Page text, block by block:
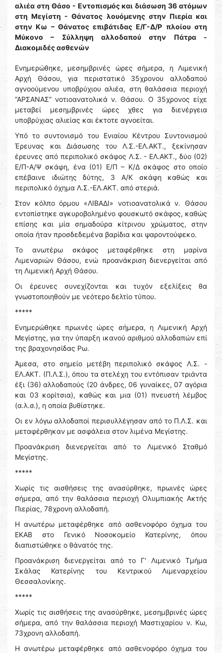
αλιέα στη Θάσο - Εντοπισμός και διάσωση 36 ατόμων
στη Μεγίστη - Θάνατος λουόμενης στην Πιερία και
στην Κω – Θάνατος επιβάτιδας Ε/Γ-Δ/Ρ πλοίου στη
Μύκονο – Σύλληψη αλλοδαπού στην Πάτρα -
Διακομιδές ασθενών
Ενημερώθηκε, μεσημβρινές ώρες σήμερα, η Λιμενική
Αρχή Θάσου, για περιστατικό 35χρονου αλλοδαπού
αγνοούμενου υποβρύχιου αλιέα, στη θαλάσσια περιοχή
“ΑΡΣΑΝΑΣ” νοτιοανατολικά ν. Θάσου. Ο 35χρονος είχε
μεταβεί μεσημβρινές ώρες χθες για διενέργεια
υποβρύχιας αλιείας και έκτοτε αγνοείται.
Υπό το συντονισμό του Ενιαίου Κέντρου Συντονισμού
Έρευνας και Διάσωσης του Λ.Σ.-ΕΛ.ΑΚΤ., ξεκίνησαν
έρευνες από περιπολικό σκάφος Λ.Σ. - ΕΛ.ΑΚΤ., δύο (02)
Ε/Π-Α/Ψ σκάφη, ένα (01) Ε/Π – Κ/Δ σκάφος στο οποίο
επέβαινε ιδιώτης δύτης, 3 Α/Κ σκάφη καθώς και
περιπολικό όχημα Λ.Σ.-ΕΛ.ΑΚΤ. από στεριά.
Στον κόλπο όρμου «ΛΙΒΑΔΙ» νοτιοανατολικά ν. Θάσου
εντοπίστηκε αγκυροβολημένο φουσκωτό σκάφος, καθώς
επίσης και μία σημαδούρα κίτρινου χρώματος, στην
οποία ήταν προσδεδεμένα βαρίδια και ψαροντούφεκο.
Το ανωτέρω σκάφος μεταφέρθηκε στη μαρίνα
Λιμεναριών Θάσου, ενώ προανάκριση διενεργείται από
τη Λιμενική Αρχή Θάσου.
Οι έρευνες συνεχίζονται και τυχόν εξελίξεις θα
γνωστοποιηθούν με νεότερο δελτίο τύπου.
*****
Ενημερώθηκε πρωινές ώρες σήμερα, η Λιμενική Αρχή
Μεγίστης, για την ύπαρξη ικανού αριθμού αλλοδαπών επί
της βραχονησίδας Ρω.
Άμεσα, στο σημείο μετέβη περιπολικό σκάφος Λ.Σ. -
ΕΛ.ΑΚΤ. (Π.Λ.Σ.), όπου τα στελέχη του εντόπισαν τριάντα
έξι (36) αλλοδαπούς (20 άνδρες, 06 γυναίκες, 07 αγόρια
και 03 κορίτσια), καθώς και μια (01) πνευστή λέμβος
(α.λ.σ.), η οποία βυθίστηκε.
Οι εν λόγω αλλοδαποί περισυλλέγησαν από το Π.Λ.Σ. και
μεταφέρθηκαν με ασφάλεια στον λιμένα Μεγίστης.
Προανάκριση διενεργείται από το Λιμενικό Σταθμό
Μεγίστης.
*****
Χωρίς τις αισθήσεις της ανασύρθηκε, πρωινές ώρες
σήμερα, από την θαλάσσια περιοχή Ολυμπιακής Ακτής
Πιερίας, 78χρονη αλλοδαπή.
Η ανωτέρω μεταφέρθηκε από ασθενοφόρο όχημα του
ΕΚΑΒ στο Γενικό Νοσοκομείο Κατερίνης, όπου
διαπιστώθηκε ο θάνατός της.
Προανάκριση διενεργείται από το Γ' Λιμενικό Τμήμα
Σκάλας Κατερίνης του Κεντρικού Λιμεναρχείου
Θεσσαλονίκης.
*****
Χωρίς τις αισθήσεις της ανασύρθηκε, μεσημβρινές ώρες
σήμερα, από την θαλάσσια περιοχή Μαστιχαρίου ν. Κω,
73χρονη αλλοδαπή.
Η ανωτέρω μεταφέρθηκε από ασθενοφόρο όχημα του